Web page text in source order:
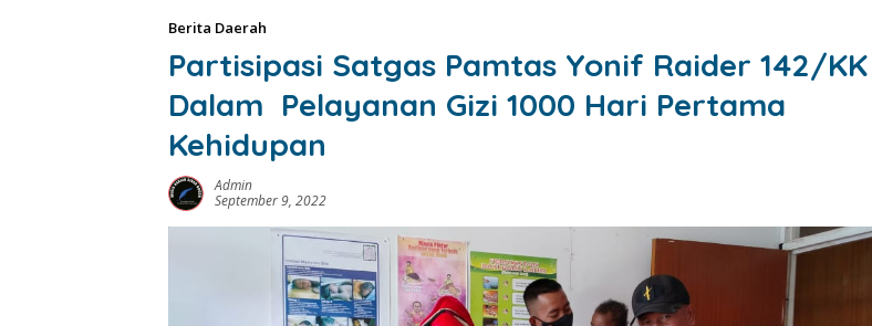
Berita Daerah
Partisipasi Satgas Pamtas Yonif Raider 142/KK
Dalam Pelayanan Gizi 1000 Hari Pertama
Kehidupan
Admin
September 9, 2022